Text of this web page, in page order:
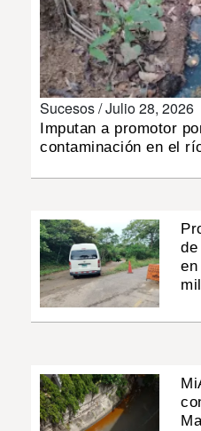
Sucesos /Julio 28, 2026
Imputan a promotor
contaminación en el